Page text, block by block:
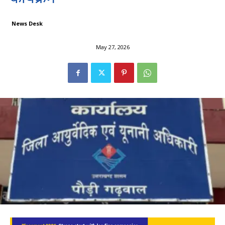
News Desk
May 27, 2026